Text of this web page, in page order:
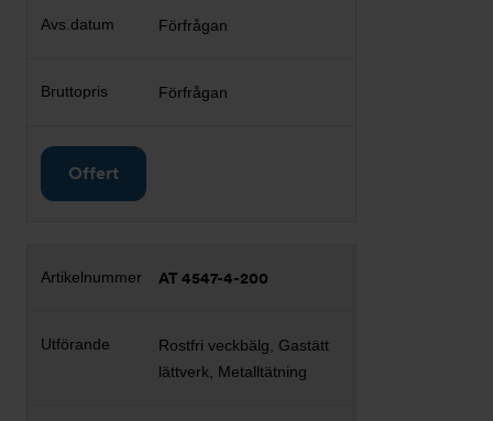
Förfrågan
Förfrågan
Offert
AT 4547-4-200
Rostfri veckbälg, Gastätt
lättverk, Metalltätning